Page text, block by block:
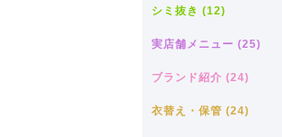
シミ抜き (12)
実店舗メニュー (25)
ブランド紹介 (24)
衣替え・保管 (24)